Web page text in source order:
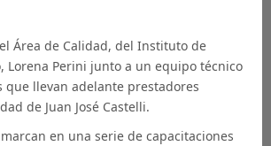
Área de Calidad, del Instituto de
Lorena Perini junto a un equipo técnico
que llevan adelante prestadores
de Juan José Castelli.
en una serie de capacitaciones